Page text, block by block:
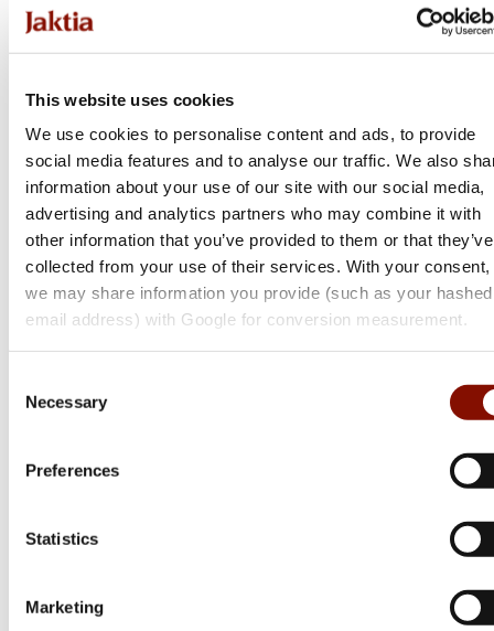
This website uses cookies
We use cookies to personalise content and ads, to provide
social media features and to analyse our traffic. We also
information about your use of our site with our social media,
advertising and analytics partners who may combine it with
other information that you’ve provided to them or that they’ve
collected from your use of their services. With your consent,
we may share information you provide (such as your hashed
email address) with Google for conversion measurement.
Selection
Necessary
Preferences
Statistics
Marketing
Primo Country Zip 1029
Avignon